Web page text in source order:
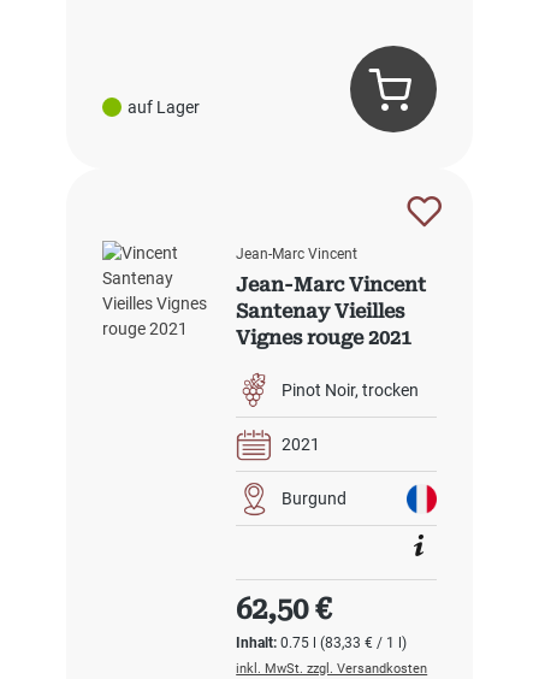
auf Lager
Jean-Marc Vincent
Jean-Marc Vincent
Santenay Vieilles
Vignes rouge 2021
Pinot Noir trocken
2021
Burgund
Inhalt:0.75 l(83,33 € / 1 l)
Regulärer Preis:
62,50 €
inkl. MwSt. zzgl. Versandkosten